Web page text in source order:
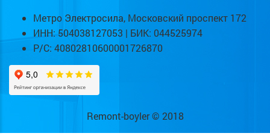
Метро Электросила, Московский проспект 172
ИНН: 504038127053 | БИК: 044525974
Р/С: 40802810600001726870
Remont-boyler © 2018